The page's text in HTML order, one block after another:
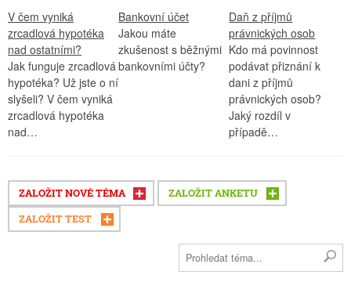
V čem vyniká
zrcadlová hypotéka
nad ostatními?
Jak funguje zrcadlová
hypotéka? Už jste o ní
slyšeli? V čem vyniká
zrcadlová hypotéka
nad…
Bankovní účet
Jakou máte
zkušenost s běžnými
bankovními účty?
Daň z příjmů
právnických osob
Kdo má povinnost
podávat přiznání k
dani z příjmů
právnických osob?
Jaký rozdíl v
případě…
ZALOŽIT NOVÉ TÉMA ZALOŽIT ANKETU
ZALOŽIT TEST